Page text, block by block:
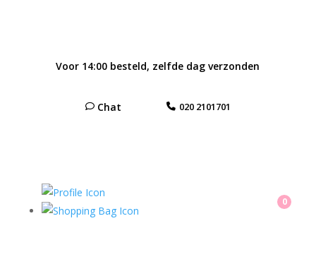
Voor 14:00 besteld, zelfde dag verzonden
Chat 020 2101701
0